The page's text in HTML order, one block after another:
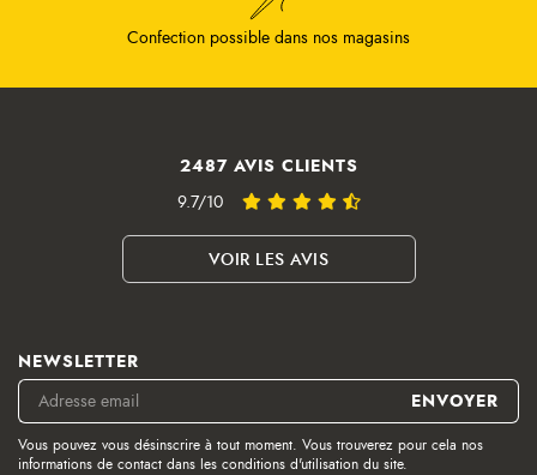
Confection possible dans nos magasins
2487 AVIS CLIENTS
9.7/10
VOIR LES AVIS
NEWSLETTER
Vous pouvez vous désinscrire à tout moment. Vous trouverez pour cela nos
informations de contact dans les conditions d'utilisation du site.